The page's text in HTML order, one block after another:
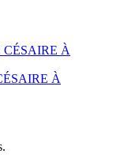
À
À